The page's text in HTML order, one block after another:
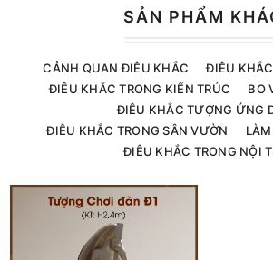
SẢN PHẨM
CẢNH QUAN ĐIÊU KHẮC
ĐIÊU
ĐIÊU KHẮC TRONG KIẾN TRÚC
BO
ĐIÊU KHẮC TƯỢNG ỨNG
ĐIÊU KHẮC TRONG SÂN VƯỜN
ĐIÊU KHẮC TRONG NỘI